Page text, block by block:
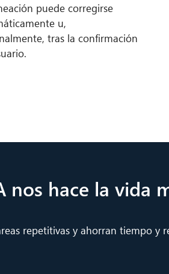
puede corregirse
u,
tras la confirmación
nos hace la vida
repetitivas y ahorran tiempo y